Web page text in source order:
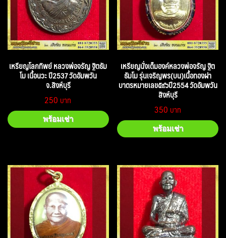
เหรียญโลกทิพย์ หลวงพ่อจรัญ ฐิตธัม
โม เนื้อนวะ ปี2537 วัดอัมพวัน
จ.สิงห์บุรี
250
พร้อมเช่า
เหรียญนั่งเต็มองค์หลวงพ่อจรัญ ฐิต
ธัมโม รุ่นเจริญพร(บน)เนื้อทองฝา
บาตรหมายเลข๕๙๖ปี2554 วัดอัมพวัน
สิงห์บุรี
350
พร้อมเช่า